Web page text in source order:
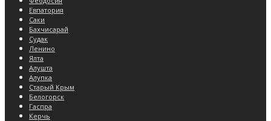
Евпатория
Саки
Бахчисарай
Судак
Ленино
Ялта
Алушта
Алупка
Старый Крым
Белогорск
Гаспра
Керчь